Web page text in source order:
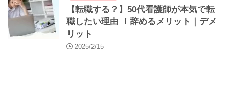
【転職する？】50代看護師が本気で転
職したい理由 ！辞めるメリット｜デメ
リット
2025/2/15